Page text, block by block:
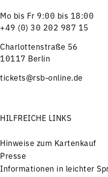
Mo bis Fr 9:00 bis 18:00
+49 (0) 30 202 987 15
Charlottenstraße 56
10117 Berlin
tickets@rsb-online.de
HILFREICHE LINKS
Hinweise zum Kartenkauf
Presse
Informationen in leichter